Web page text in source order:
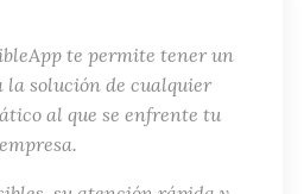
te permite tener un
la solución de cualquier
al que se enfrente tu
empresa.